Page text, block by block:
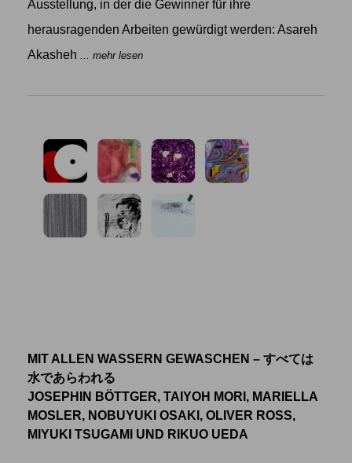
Ausstellung, in der die Gewinner für ihre
herausragenden Arbeiten gewürdigt werden: Asareh
Akasheh ... mehr lesen
MIT ALLEN WASSERN GEWASCHEN – すべては
水であらわれる
JOSEPHIN BÖTTGER, TAIYOH MORI, MARIELLA
MOSLER, NOBUYUKI OSAKI, OLIVER ROSS,
MIYUKI TSUGAMI UND RIKUO UEDA